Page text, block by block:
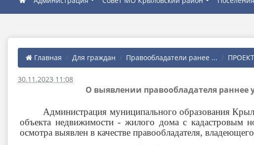
Главная Для граждан Правообладатели ранее ...
30.11.2023 11:08
О выявлении правообладателя раннее
Администрация муниципального образования
объекта недвижимости - жилого дома с кадастровым
осмотра выявлен в качестве правообладателя,